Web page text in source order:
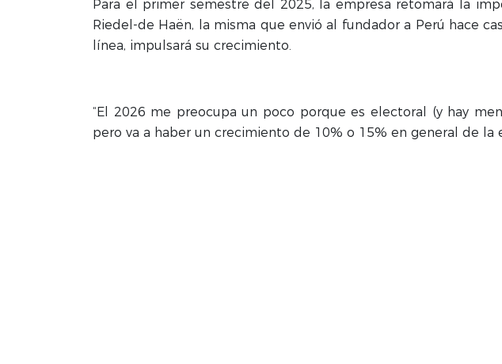
Para el primer semestre del 2025, la empresa retomará la
Riedel-de Haën, la misma que envió al fundador a Perú hace
línea, impulsará su crecimiento.
“El 2026 me preocupa un poco porque es electoral (y hay
pero va a haber un crecimiento de 10% o 15% en general de la